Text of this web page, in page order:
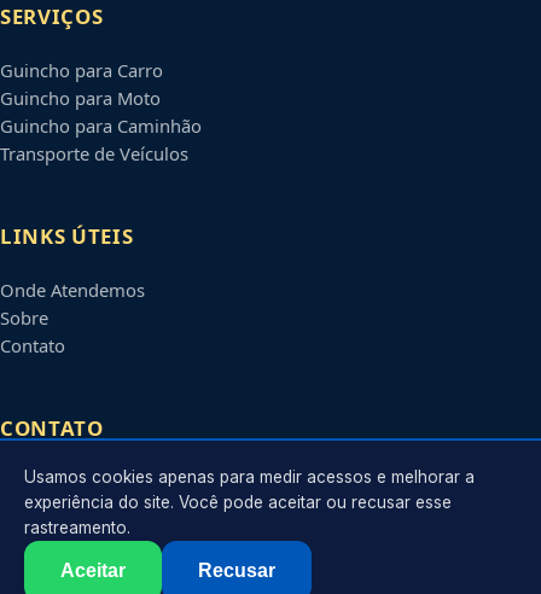
SERVIÇOS
Guincho para Carro
Guincho para Moto
Guincho para Caminhão
Transporte de Veículos
LINKS ÚTEIS
Onde Atendemos
Sobre
Contato
CONTATO
Atendimento emJaboatão dos Guararapes -PEe regiões
parceiras
contato@guinchojaboatao.com.br
Guincho em Jaboatão dos Guararapes
reservados.
Usamos cookies apenas para medir acessos e melhorar a
experiência do site. Você pode aceitar ou recusar esse
rastreamento.
Aceitar Recusar